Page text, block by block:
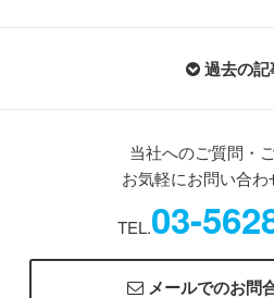
過去の記
当社へのご質問・
お気軽にお問い合わ
TEL.03-
メールでのお問